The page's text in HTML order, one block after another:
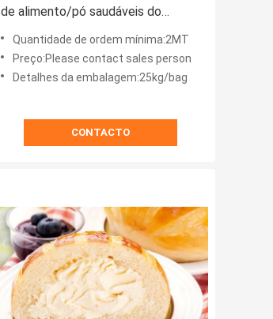
de alimento/pó saudáveis do
emulsivo do bolo Monostearate do
glicerol
Quantidade de ordem mínima:2MT
Preço:Please contact sales person
Detalhes da embalagem:25kg/bag
CONTACTO